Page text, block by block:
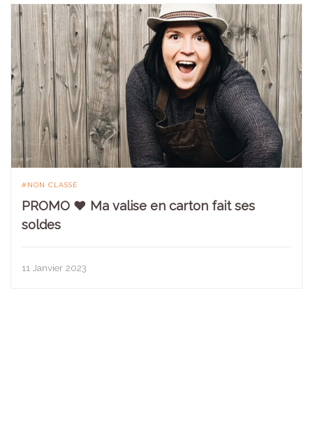
NON CLASSÉ
PROMO ♥ Ma valise en carton fait ses
soldes
11 Janvier 2023